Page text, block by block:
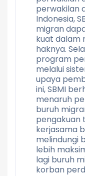
perwakilan
Indonesia,
migran
kuat dalam
haknya.
program
melalui
upaya
ini, SBMI
menaruh
buruh
pengakuan
kerjasama
melindungi
lebih
lagi buruh
korban